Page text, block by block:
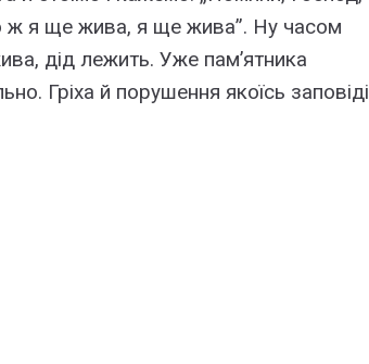
ж я ще жива, я ще жива”. Ну часом
дід лежить. Уже пам’ятника
Гріха й порушення якоїсь заповіді